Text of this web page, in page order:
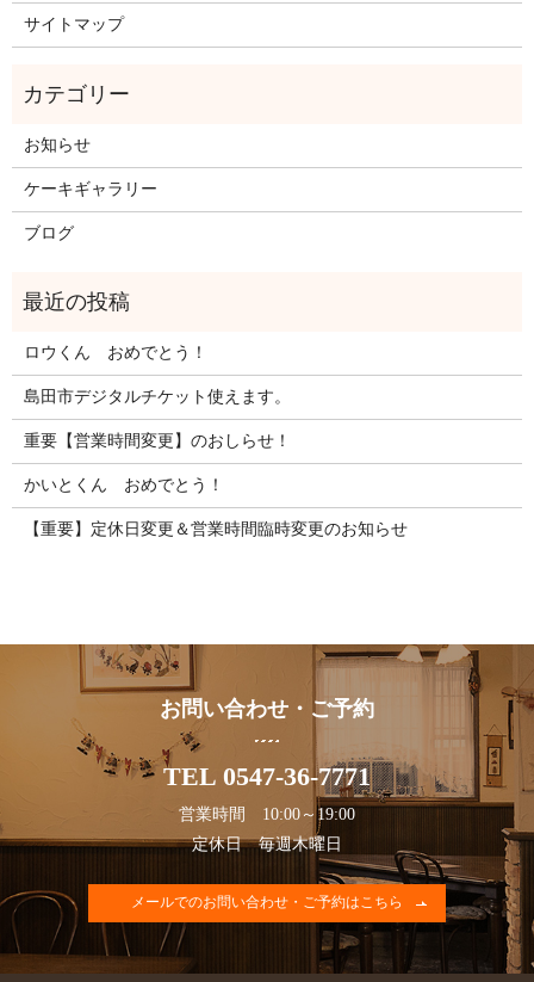
サイトマップ
お知らせ
ケーキギャラリー
ブログ
ロウくん おめでとう！
島田市デジタルチケット使えます。
重要【営業時間変更】のおしらせ！
かいとくん おめでとう！
【重要】定休日変更＆営業時間臨時変更のお知らせ
お問い合わせ・ご予約
TEL 0547-36-7771
営業時間 10:00～19:00
定休日 毎週木曜日
メールでのお問い合わせ・ご予約はこちら